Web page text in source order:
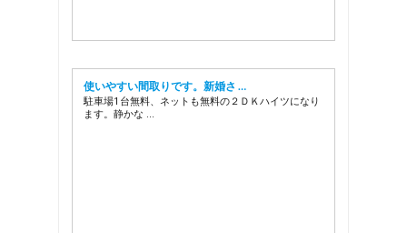
使いやすい間取りです。新婚さ …
駐車場1台無料、ネットも無料の２ＤＫハイツになり
ます。静かな …